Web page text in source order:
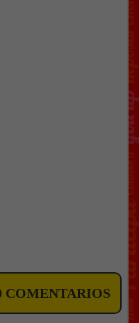
COMENTARIOS